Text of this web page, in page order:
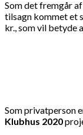
Som det fremgår
tilsagn kommet et
kr., som vil
Som privatperson
Klubhus 2020